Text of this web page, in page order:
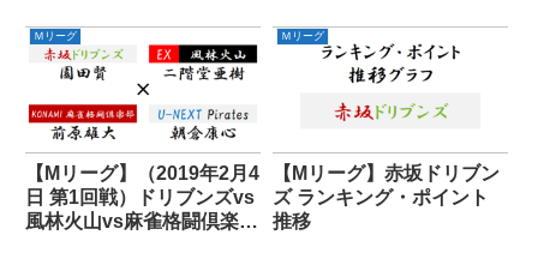
Ｍリーグ
【Mリーグ】（2019年2月4
日 第1回戦）ドリブンズvs
風林火山vs麻雀格闘倶楽部
Ｍリーグ
【Mリーグ】赤坂ドリブン
ズ ランキング・ポイント
推移